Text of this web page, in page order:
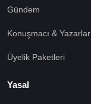
Gündem
Konuşmacı & Yazarlar
Üyelik Paketleri
Yasal